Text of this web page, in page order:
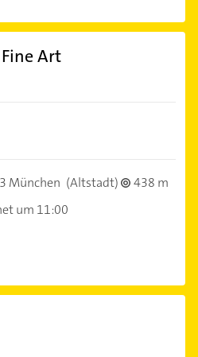
Art
München (Altstadt)
438 m
um 11:00